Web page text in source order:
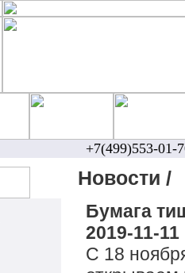
+7(499)553-01-
Новости /
Бумага
2019-11-11
С 18